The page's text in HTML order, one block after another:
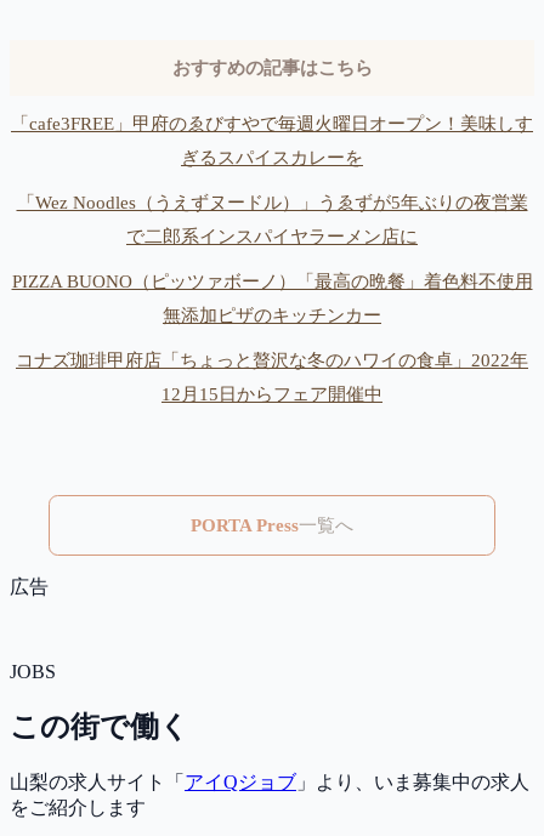
おすすめの記事はこちら
「cafe3FREE」甲府のゑびすやで毎週火曜日オープン！美味しす
ぎるスパイスカレーを
「Wez Noodles（うえずヌードル）」うゑずが5年ぶりの夜営業
で二郎系インスパイヤラーメン店に
PIZZA BUONO（ピッツァボーノ）「最高の晩餐」着色料不使用
無添加ピザのキッチンカー
コナズ珈琲甲府店「ちょっと贅沢な冬のハワイの食卓」2022年
12月15日からフェア開催中
PORTA Press一覧へ
広告
JOBS
この街で働く
山梨の求人サイト「 アイQジョブ 」より、いま募集中の求人
をご紹介します